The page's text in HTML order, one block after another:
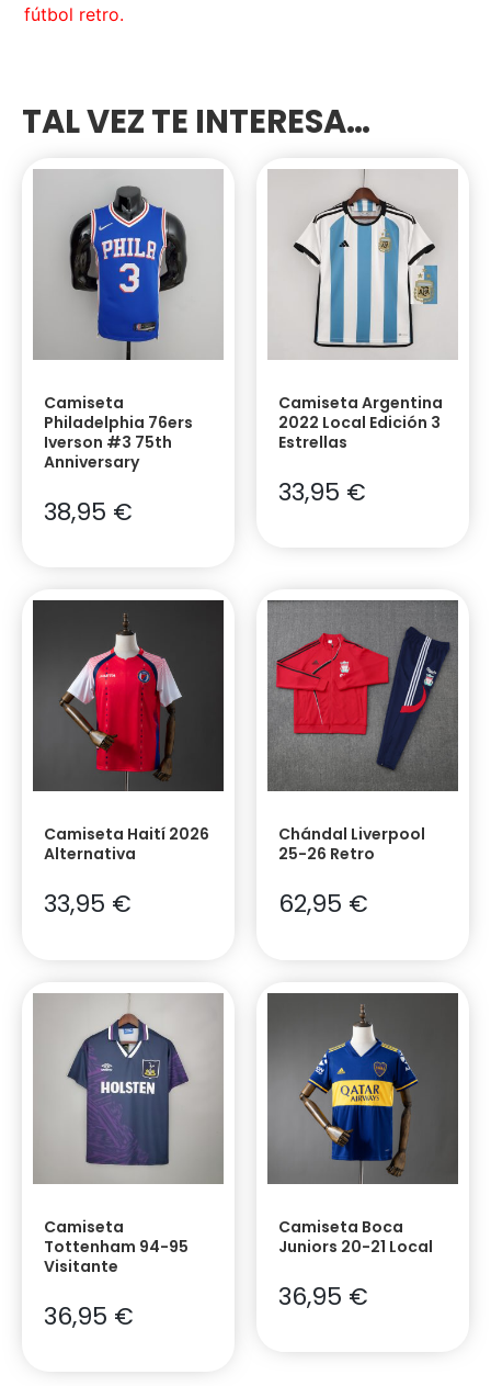
fútbol retro.
TAL VEZ TE INTERESA…
Camiseta
Philadelphia 76ers
Iverson #3 75th
Anniversary
38,95 €
Camiseta Argentina
2022 Local Edición 3
Estrellas
33,95 €
Camiseta Haití 2026
Alternativa
33,95 €
Chándal Liverpool
25-26 Retro
62,95 €
Camiseta
Tottenham 94-95
Visitante
36,95 €
Camiseta Boca
Juniors 20-21 Local
36,95 €